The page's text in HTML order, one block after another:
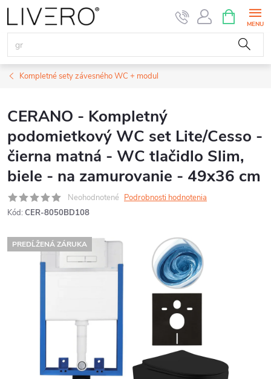
Prejsť
na
obsah
KOŠÍK
Kompletné sety závesného WC + modul
CERANO - Kompletný
podomietkový WC set Lite/Cesso -
čierna matná - WC tlačidlo Slim,
biele - na zamurovanie - 49x36 cm
Neohodnotené Podrobnosti hodnotenia
Kód: CER-8050BD108
PREDĹŽENÁ ZÁRUKA